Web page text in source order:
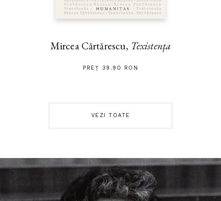
Mircea Cărtărescu, Texistența
PREȚ 39.90 RON
VEZI TOATE